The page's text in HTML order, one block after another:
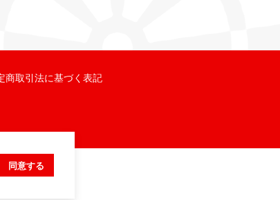
同意する
商取引法に基づく表記